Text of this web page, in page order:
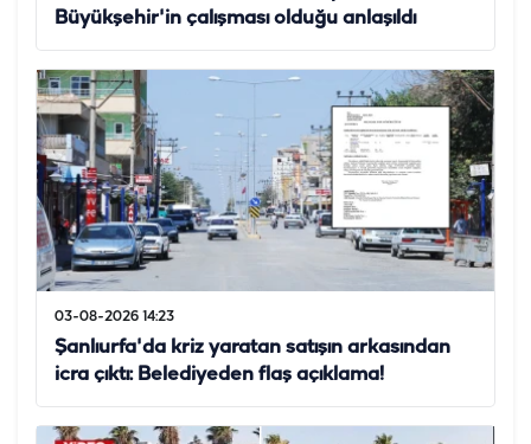
Büyükşehir'in çalışması olduğu anlaşıldı
03-08-2026 14:23
Şanlıurfa'da kriz yaratan satışın arkasından
icra çıktı: Belediyeden flaş açıklama!